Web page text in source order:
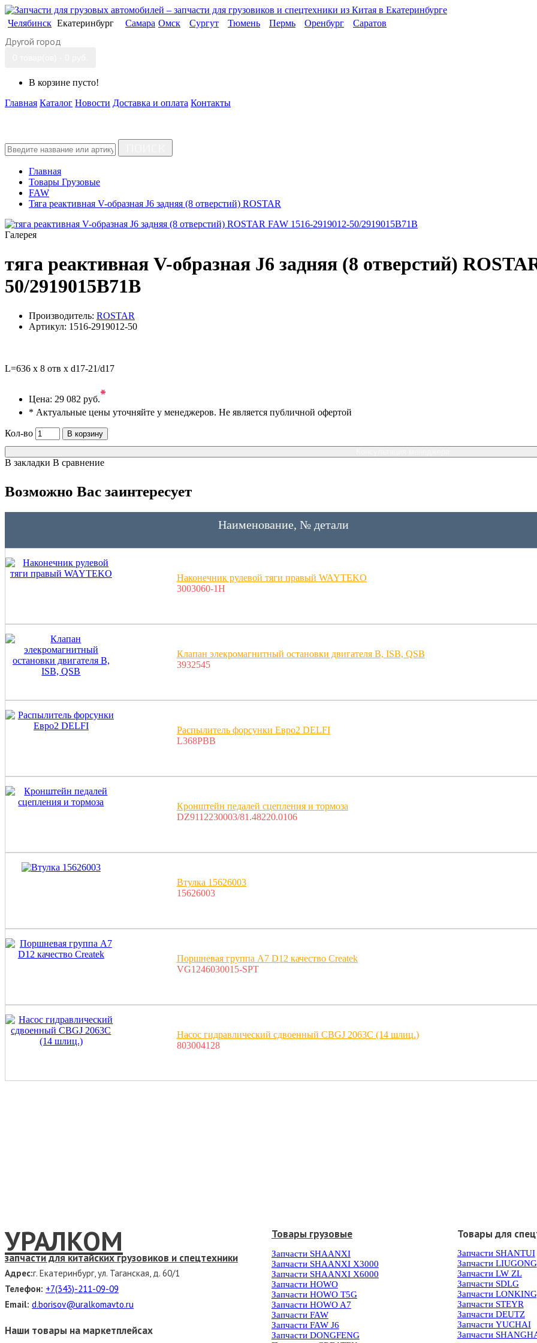
Челябинск Екатеринбург Самара Омск Сургут Тюмень Пермь Оренбург Саратов
Другой город
В корзине пусто!
Главная Каталог Новости Доставка и оплата Контакты
Главная
Товары Грузовые
FAW
Тяга реактивная V-образная J6 задняя (8 отверстий) ROSTAR
Галерея
тяга реактивная V-образная J6 задняя (8 отверстий)
50/2919015B71B
Производитель: ROSTAR
Артикул: 1516-2919012-50
L=636 x 8 отв x d17-21/d17
Цена: 29 082 руб.*
* Актуальные цены уточняйте у менеджеров. Не является публичной офертой
Кол-во
В корзину
В закладки В сравнение
Возможно Вас заинтересует
Наименование, № детали
Наконечник рулевой тяги правый WAYTEKO
3003060-1H
Клапан элекромагнитный остановки двигателя B, ISB, QSB
3932545
Распылитель форсунки Евро2 DELFI
L368PBB
Кронштейн педалей сцепления и тормоза
DZ9112230003/81.48220.0106
Втулка 15626003
15626003
Поршневая группа A7 D12 качество Createk
VG1246030015-SPT
Насос гидравлический сдвоенный CBGJ 2063C (14 шлиц.)
803004128
УРАЛКОМ
запчасти для китайских грузовиков и спецтехники
Адрес:г. Екатеринбург, ул. Таганская, д. 60/1
Телефон: +7(343)-211-09-09
Email: d.borisov@uralkomavto.ru
Наши товары на маркетплейсах
Товары грузовые
Запчасти SHAANXI
Запчасти SHAANXI X3000
Запчасти SHAANXI X6000
Запчасти HOWO
Запчасти HOWO T5G
Запчасти HOWO A7
Запчасти FAW
Запчасти FAW J6
Запчасти DONGFENG
Товары для
Запчасти SHANTUI
Запчасти LIUGONG
Запчасти LW ZL
Запчасти SDLG
Запчасти
Запчасти STEYR
Запчасти DEUTZ
Запчасти YUCHAI
Запчасти